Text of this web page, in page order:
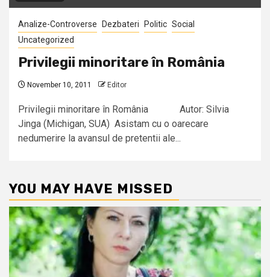
Analize-Controverse Dezbateri Politic Social
Uncategorized
Privilegii minoritare în România
November 10, 2011 Editor
Privilegii minoritare în România Autor: Silvia
Jinga (Michigan, SUA) Asistam cu o oarecare
nedumerire la avansul de pretentii ale...
YOU MAY HAVE MISSED